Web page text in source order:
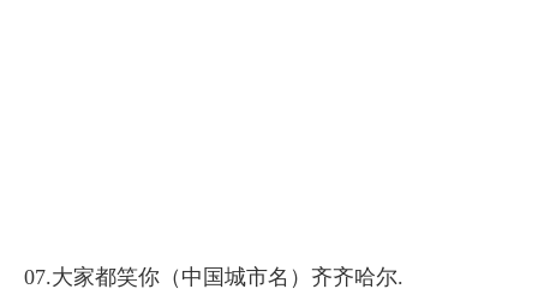
07.大家都笑你（中国城市名）齐齐哈尔.